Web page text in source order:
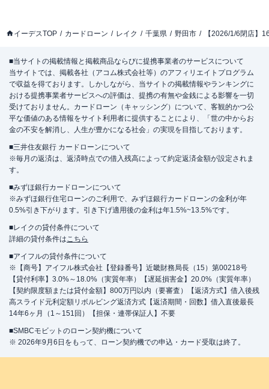
イーデスTOP カードローン レイク 千葉県 野田市 【2026/1/6閉店】
■当サイトの掲載情報と掲載商品ならびに提携事業者のサービスについて
当サイトでは、掲載各社（アコム株式会社等）のアフィリエイトプログラム
で収益を得ております。しかしながら、当サイトの掲載情報やランキングに
おける提携事業者サービスへの評価は、提携の有無や金銭による影響を一切
受けておりません。カードローン（キャッシング）について、客観的かつ公
平な価値のある情報をサイト利用者に提供することにより、「世の中からお
金の不安を解消し、人生が豊かになる社会」の実現を目指しております。
■三井住友銀行 カードローンについて
※毎月の返済は、返済時点での借入残高によって約定返済金額が設定されま
す。
■みずほ銀行カードローンについて
※みずほ銀行住宅ローンのご利用で、みずほ銀行カードローンの金利が年
0.5%引き下がります。引き下げ適用後の金利は年1.5%~13.5%です。
■レイクの貸付条件について
詳細の貸付条件はこちら
■アイフルの貸付条件について
※【商号】アイフル株式会社【登録番号】近畿財務局長（15）第00218号
【貸付利率】3.0%～18.0%（実質年率）【遅延損害金】20.0%（実質年率）
【契約限度額または貸付金額】800万円以内（要審査）【返済方式】借入後残
高スライド元利定額リボルビング返済方式【返済期間・回数】借入直後最長
14年6ヶ月（1～151回）【担保・連帯保証人】不要
■SMBCモビットのローン契約機について
※ 2026年9月6日をもって、ローン契約機での申込・カード受取は終了。